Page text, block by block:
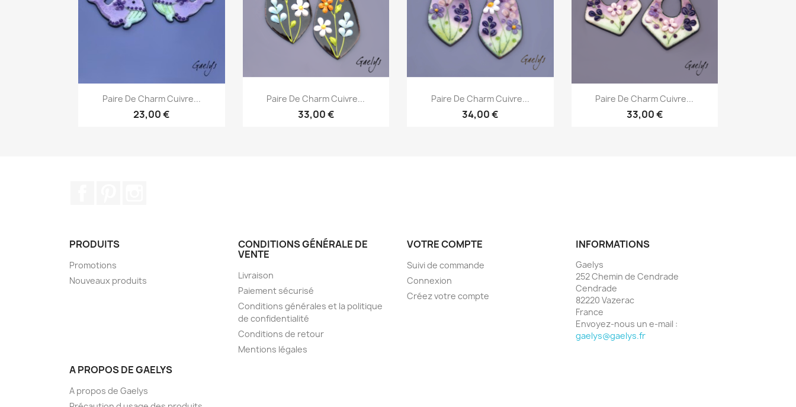
 Aperçu rapide
Paire De Charm Cuivre...
23,00 €
 Aperçu rapide
Paire De Charm Cuivre...
33,00 €
 Aperçu rapide
Paire De Charm Cuivre...
34,00 €
 Aperçu rapide
Paire De Charm Cuivre...
33,00 €
PRODUITS
Promotions
Nouveaux produits
CONDITIONS GÉNÉRALE DE
VENTE
Livraison
Paiement sécurisé
Conditions générales et la politique
de confidentialité
Conditions de retour
Mentions légales
A PROPOS DE GAELYS
A propos de Gaelys
VOTRE COMPTE
Suivi de commande
Connexion
Créez votre compte
INFORMATIONS
Gaelys
252 Chemin de Cendrade
Cendrade
82220 Vazerac
France
Envoyez-nous un e-mail :
gaelys@gaelys.fr